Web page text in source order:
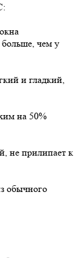
больше, чем у
и гладкий,
на 50%
не прилипает к
обычного